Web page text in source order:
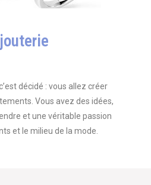
décidé : vous allez créer
Vous avez des idées,
et une véritable passion
et le milieu de la mode.